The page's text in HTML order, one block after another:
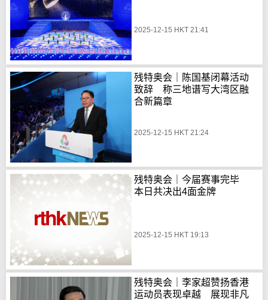
2025-12-15 HKT 21:41
残特奥会｜陈国基闭幕活动
致辞 称三地谱写大湾区融
合新篇章
2025-12-15 HKT 21:24
残特奥会｜今届赛事完毕
本日共决出4面金牌
2025-12-15 HKT 19:13
残特奥会｜李家超赞扬香港
运动员表现卓越 展现非凡